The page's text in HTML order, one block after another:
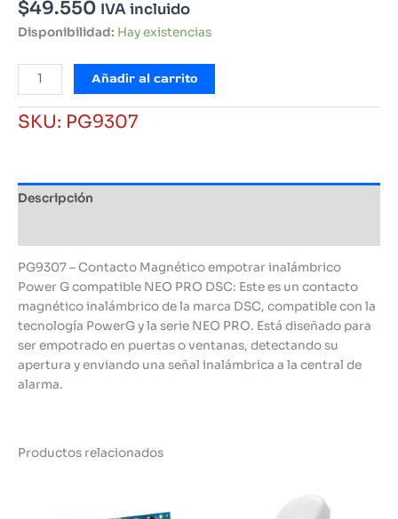
$49.550 IVA incluido
Disponibilidad: Hay existencias
Contacto
Magnético
empotrar
inalámbrico
compatible
DSC
cantidad
Añadir al carrito
SKU: PG9307
Descripción
PG9307 – Contacto Magnético empotrar inalámbrico
Power G compatible NEO PRO DSC: Este es un contacto
magnético inalámbrico de la marca DSC, compatible con la
tecnología PowerG y la serie NEO PRO. Está diseñado para
ser empotrado en puertas o ventanas, detectando su
apertura y enviando una señal inalámbrica a la central de
alarma.
Productos relacionados